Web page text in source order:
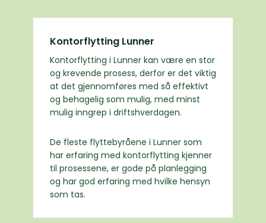
Kontorflytting Lunner
Kontorflytting i Lunner kan være en stor
og krevende prosess, derfor er det viktig
at det gjennomføres med så effektivt
og behagelig som mulig, med minst
mulig inngrep i driftshverdagen.
De fleste flyttebyråene i Lunner som
har erfaring med kontorflytting kjenner
til prosessene, er gode på planlegging
og har god erfaring med hvilke hensyn
som tas.